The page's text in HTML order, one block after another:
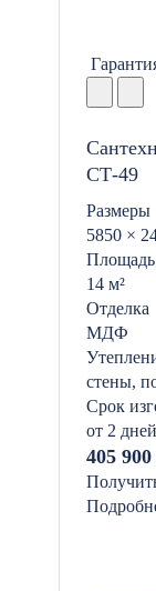
СТ-49
Размеры
5850 ×
Площадь
14 м²
Отделка
МДФ
стены,
Срок
от 2 дней
405